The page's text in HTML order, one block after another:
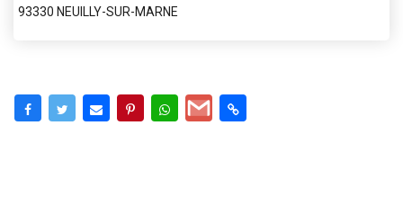
93330 NEUILLY-SUR-MARNE